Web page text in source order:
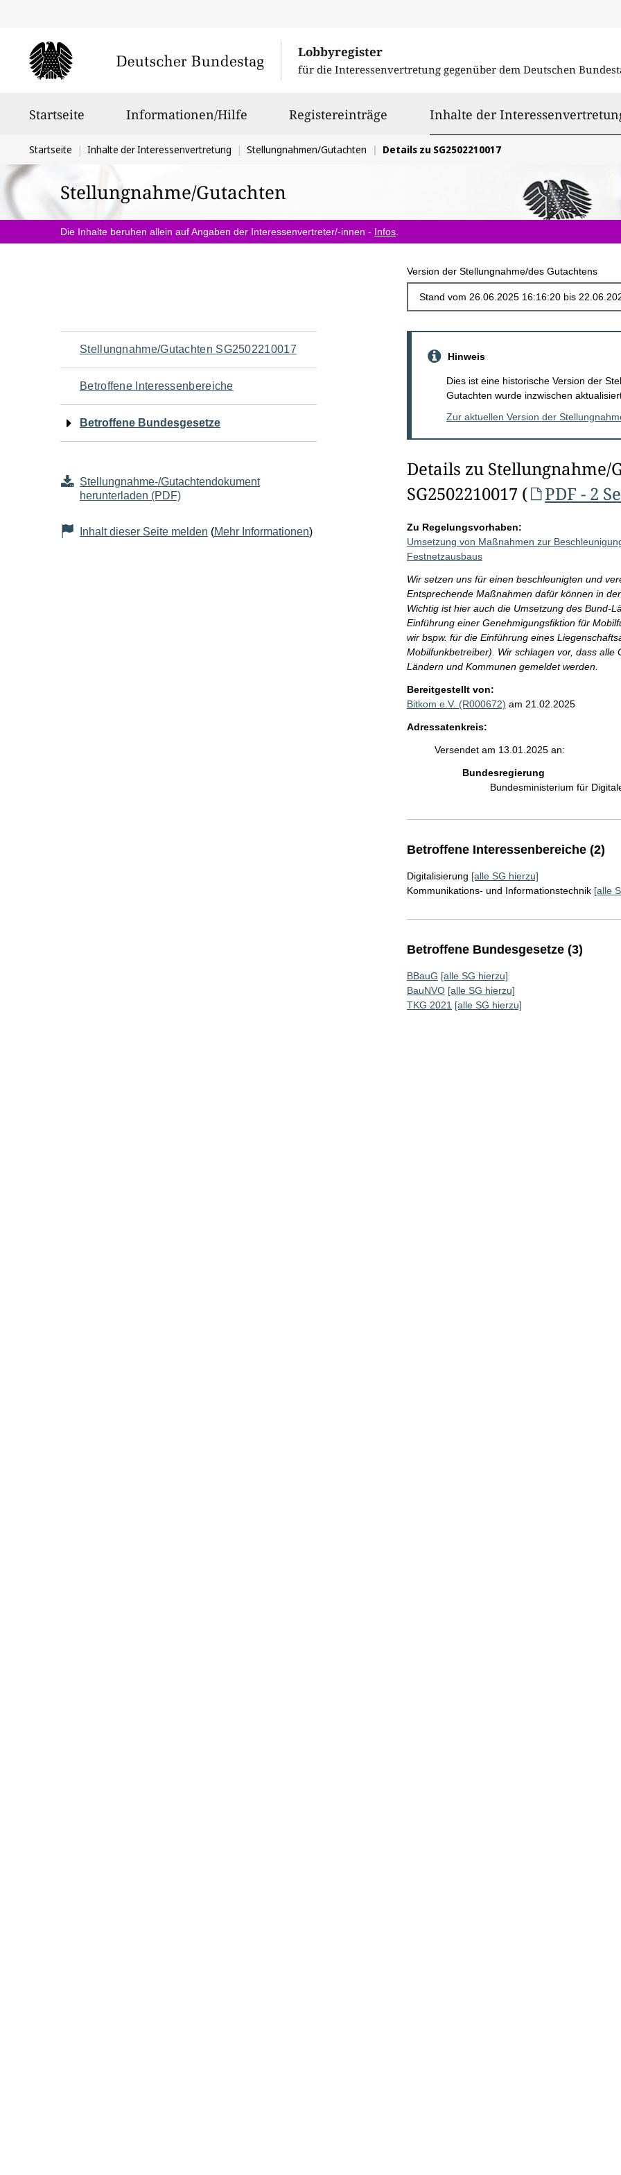
Lobbyregister
für die Interessenvertretung gegenüber dem Deutschen
Startseite Informationen/Hilfe Registereinträge Inhalte der
Sie
befinden
sich
hier:
Startseite Inhalte der Interessenvertretung Stellungnahmen/Gutachten Details zu SG2502210017
Stellungnahme/Gutachten
Die Inhalte beruhen allein auf Angaben der Interessenvertreter/-innen - Infos
Version der Stellungnahme/des Gutachtens
Navigation
für
den
Seiteninhalt
Stellungnahme/Gutachten SG2502210017
Betroffene Interessenbereiche
Betroffene Bundesgesetze
Stellungnahme-/Gutachtendokument
herunterladen (PDF)
Inhalt dieser Seite melden (Mehr Informationen)
Hinweis
Dies ist eine historische Version der
Gutachten wurde inzwischen
Zur aktuellen Version der
Details zu Stellungnahme/
SG2502210017 (
PDF - 2
Zu Regelungsvorhaben:
Umsetzung von Maßnahmen zur
Festnetzausbaus
Wir setzen uns für einen beschleunigten und
Entsprechende Maßnahmen dafür können in
Wichtig ist hier auch die Umsetzung des Bund-
Einführung einer Genehmigungsfiktion für
wir bspw. für die Einführung eines
Mobilfunkbetreiber). Wir schlagen vor, dass
Ländern und Kommunen gemeldet werden.
Bereitgestellt von:
Bitkom e.V. (R000672) am 21.02.2025
Adressatenkreis:
Versendet am 13.01.2025 an:
Bundesregierung
Bundesministerium für
Betroffene Interessenbereiche (2)
Digitalisierung [alle SG hierzu]
Kommunikations- und Informationstechnik [alle
Betroffene Bundesgesetze (3)
BBauG [alle SG hierzu]
BauNVO [alle SG hierzu]
TKG 2021 [alle SG hierzu]